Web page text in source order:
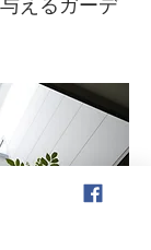
えるガーデ